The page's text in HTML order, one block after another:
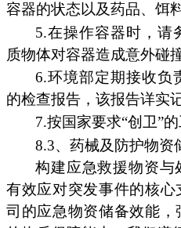
容器的状态以及药品、饵
5.在操作容器时，请
质物体对容器造成意外碰撞
6.环境部定期接收负
的检查报告，该报告详实
7.按国家要求“创卫”
8.3、药械及防护物资
构建应急救援物资与
有效应对突发事件的核
司的应急物资储备效能